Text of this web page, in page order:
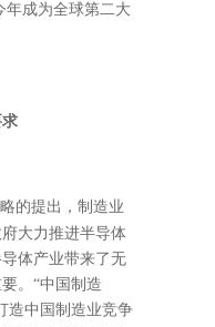
年成为全球第二大
的提出，制造业
大力推进半导体
体产业带来了无
。“中国制造
造中国制造业竞争